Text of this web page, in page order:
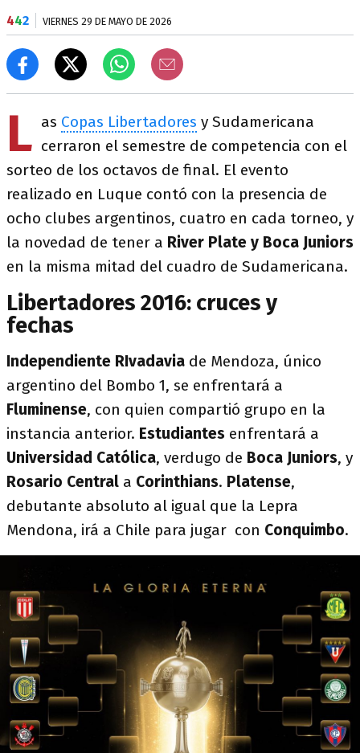
442 VIERNES 29 DE MAYO DE 2026
L as Copas Libertadores y Sudamericana
cerraron el semestre de competencia con el
sorteo de los octavos de final. El evento
realizado en Luque contó con la presencia de
ocho clubes argentinos, cuatro en cada torneo, y
la novedad de tener a River Plate y Boca Juniors
en la misma mitad del cuadro de Sudamericana.
Libertadores 2016: cruces y
fechas
Independiente RIvadavia de Mendoza, único
argentino del Bombo 1, se enfrentará a
Fluminense, con quien compartió grupo en la
instancia anterior. Estudiantes enfrentará a
Universidad Católica, verdugo de Boca Juniors, y
Rosario Central a Corinthians. Platense,
debutante absoluto al igual que la Lepra
Mendona, irá a Chile para jugar con Conquimbo.